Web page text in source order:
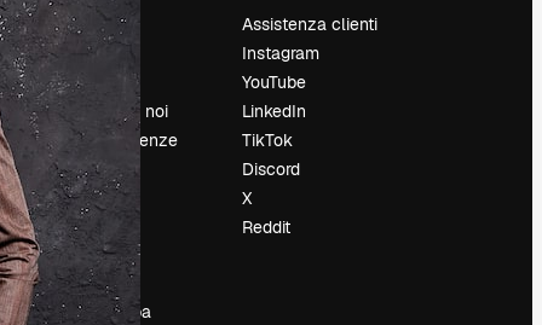
Prezzi
Chi siamo
Recensioni
Lavora con noi
Cerca tendenze
Blog
Eventi
Slidesgo
Vendi i tuoi
contenuti
Sala stampa
Assistenza clienti
Instagram
YouTube
LinkedIn
TikTok
Discord
X
Reddit